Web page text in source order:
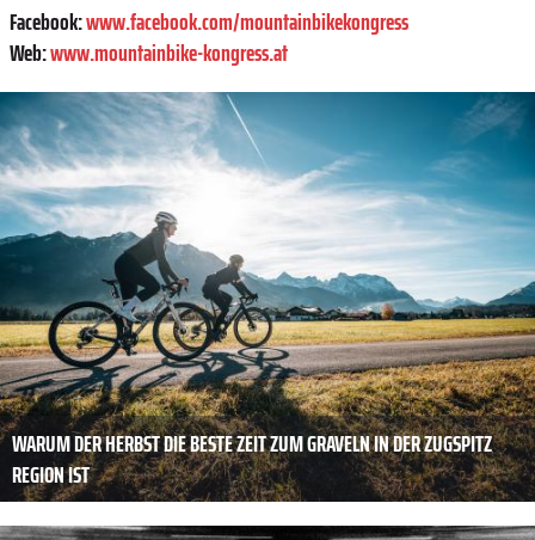
Facebook:www.facebook.com/mountainbikekongress
Web:www.mountainbike-kongress.at
WARUM DER HERBST DIE BESTE ZEIT ZUM GRAVELN IN DER ZUGSPITZ
REGION IST